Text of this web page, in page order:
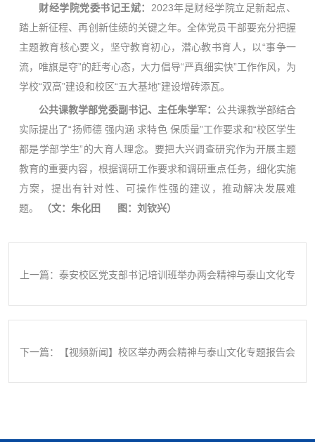
财经学院党委书记王斌： 2023年是财经学院立足新起点、
踏上新征程、再创新佳绩的关键之年。全体党员干部要充分把握
主题教育核心要义，坚守教育初心，潜心教书育人，以“事争一
流，唯旗是夺”的赶考心态，大力倡导“严真细实快”工作作风，为
学校“双高”建设和校区“五大基地”建设增砖添瓦。
公共课教学部党委副书记、主任朱学军： 公共课教学部结合
实际提出了“扬师德 强内涵 求特色 保质量”工作要求和“校区学生
都是学部学生”的大育人理念。要把大兴调查研究作为开展主题
教育的重要内容，根据调研工作要求和调研重点任务，细化实施
方案，提出有针对性、可操作性强的建议，推动解决发展难
题。
（文：朱化田 图：刘钦兴）
上一篇：泰安校区党支部书记培训班举办两会精神与泰山文化专
下一篇：【视频新闻】校区举办两会精神与泰山文化专题报告会